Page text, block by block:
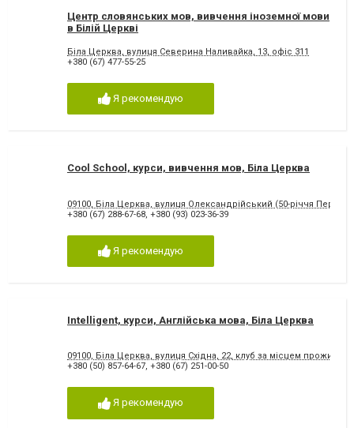
Центр словянських мов, вивчення іноземної мови
в Білій Церкві
Біла Церква, вулиця Северина Наливайка, 13, офіс 311
+380 (67) 477-55-25
Я рекомендую
Cool School, курси, вивчення мов, Біла Церква
09100, Біла Церква, вулиця Олександрійський (50-річчя
+380 (67) 288-67-68, +380 (93) 023-36-39
Я рекомендую
Intelligent, курси, Англійська мова, Біла Церква
09100, Біла Церква, вулиця Східна, 22, клуб за місцем
+380 (50) 857-64-67, +380 (67) 251-00-50
Я рекомендую